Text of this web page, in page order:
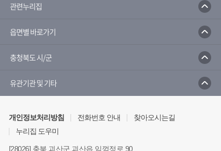
관련누리집
읍면별 바로가기
충청북도 시/군
유관기관 및 기타
개인정보처리방침 전화번호 안내
찾아오시는길
누리집 도우미
[28026] 충북 괴산군 괴산읍 임꺽정로 90